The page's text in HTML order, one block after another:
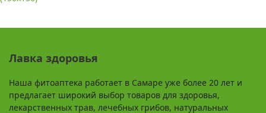
Лавка здоровья
Наша фитоаптека работает в Самаре уже более 20 лет и
предлагает широкий выбор товаров для здоровья,
лекарственных трав, лечебных грибов, натуральных